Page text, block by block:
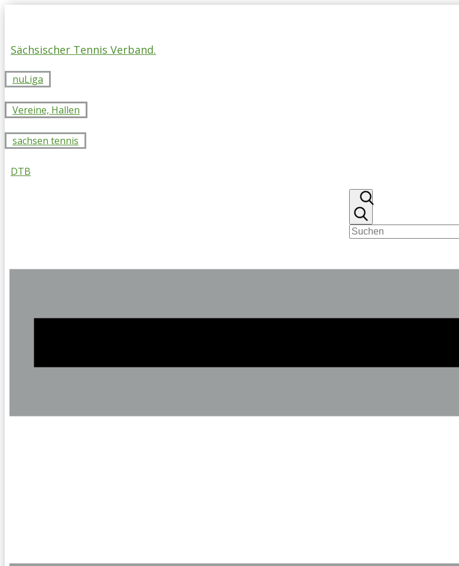
content
Sächsischer Tennis Verband.
nuLiga
Vereine, Hallen
sachsen tennis
DTB